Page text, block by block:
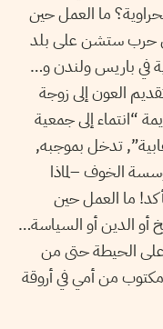
ما العمل حين
حرب ستشن على بلد
في باريس ولندن و…
العون إلى زوجة
“انتماء إلى جمعية
تدخل بموجبه,
الخوف –لماذا
ما العمل حين
أو الدين أو السياسة…
على الحيطة حتى من
من أمي في أروقة